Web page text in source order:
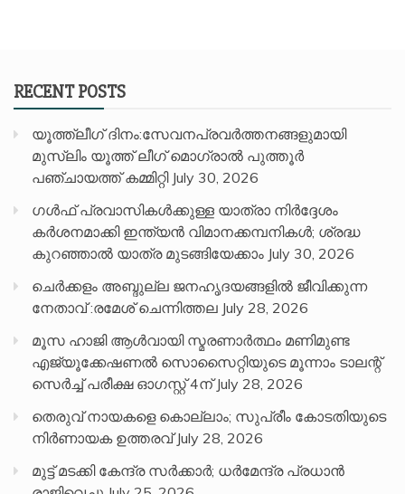
RECENT POSTS
യൂത്ത്ലീഗ് ദിനം:സേവനപ്രവർത്തനങ്ങളുമായി
മുസ്ലിം യൂത്ത് ലീഗ് മൊഗ്രാൽ പുത്തൂർ
പഞ്ചായത്ത് കമ്മിറ്റി July 30, 2026
ഗൾഫ് പ്രവാസികൾക്കുള്ള യാത്രാ നിർദ്ദേശം
കർശനമാക്കി ഇന്ത്യൻ വിമാനക്കമ്പനികൾ; ശ്രദ്ധ
കുറഞ്ഞാൽ യാത്ര മുടങ്ങിയേക്കാം July 30, 2026
ചെർക്കളം അബ്ദുല്ല ജനഹൃദയങ്ങളിൽ ജീവിക്കുന്ന
നേതാവ് :രമേശ് ചെന്നിത്തല July 28, 2026
മൂസ ഹാജി ആൾവായി സ്മരണാർത്ഥം മണിമുണ്ട
എജ്യൂക്കേഷണൽ സൊസൈറ്റിയുടെ മൂന്നാം ടാലന്റ്
സെർച്ച് പരീക്ഷ ഓഗസ്റ്റ് 4ന് July 28, 2026
തെരുവ് നായകളെ കൊല്ലാം; സുപ്രീം കോടതിയുടെ
നിർണായക ഉത്തരവ് July 28, 2026
മുട്ട് മടക്കി കേന്ദ്ര സർക്കാർ; ധർമേന്ദ്ര പ്രധാൻ